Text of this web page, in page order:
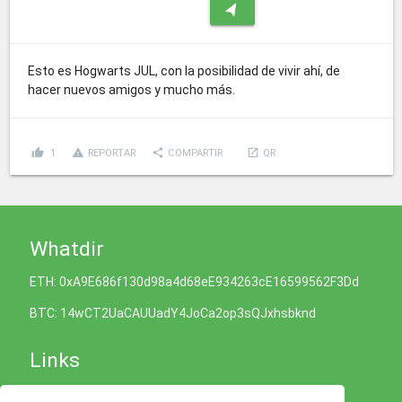
navigation
Esto es Hogwarts JUL, con la posibilidad de vivir ahí, de
hacer nuevos amigos y mucho más.
thumb_up 1 report_problem REPORTAR share COMPARTIR launch QR
Whatdir
ETH: 0xA9E686f130d98a4d68eE934263cE16599562F3Dd
BTC: 14wCT2UaCAUUadY4JoCa2op3sQJxhsbknd
Links